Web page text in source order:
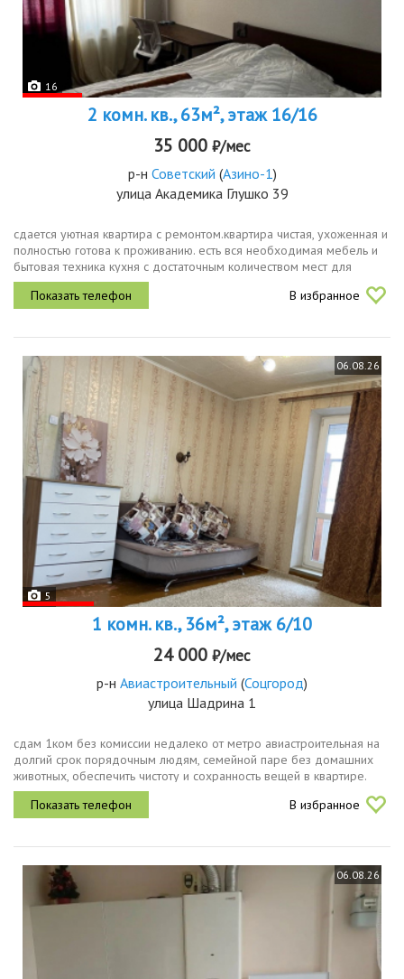
16
2 комн. кв., 63м², этаж 16/16
35 000 ₽/мес
р-н Советский (Азино-1)
улица Академика Глушко 39
сдается уютная квартира с ремонтом.квартира чистая, ухоженная и
полностью готова к проживанию. есть вся необходимая мебель и
бытовая техника кухня с достаточным количеством мест для
хранения, холодильник, стиральная машина, варочная
поверхность,...
В избранное
06.08.26
5
1 комн. кв., 36м², этаж 6/10
24 000 ₽/мес
р-н Авиастроительный (Соцгород)
улица Шадрина 1
сдам 1ком без комиссии недалеко от метро авиастроительная на
долгий срок порядочным людям, семейной паре без домашних
животных, обеспечить чистоту и сохранность вещей в квартире.
залог за сохранность имущества при сдаче квартиры
возвращается, если...
В избранное
06.08.26